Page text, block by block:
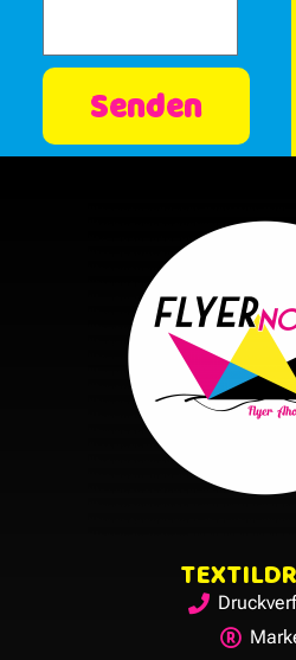
Senden
Alternative: